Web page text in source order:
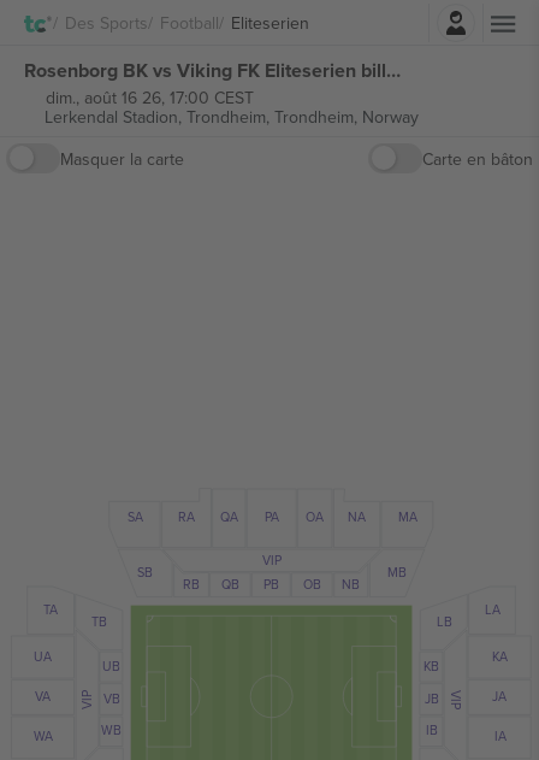
Des Sports Football EliteserienConnexion
Rosenborg BK vs Viking FK Eliteserien billets
dim., août 16 26, 17:00 CEST
Lerkendal Stadion, Trondheim, Trondheim, Norway
Masquer la carte
Carte en bâton
SB
QB PB OB
RB NB
MB
QA PA OA
RA NA
SA MA
TB
UB
VB
WB
LB
KB
JB
IB
TA
UA
VA
WA
LA
KA
JA
IA
VIP
VIP VIP